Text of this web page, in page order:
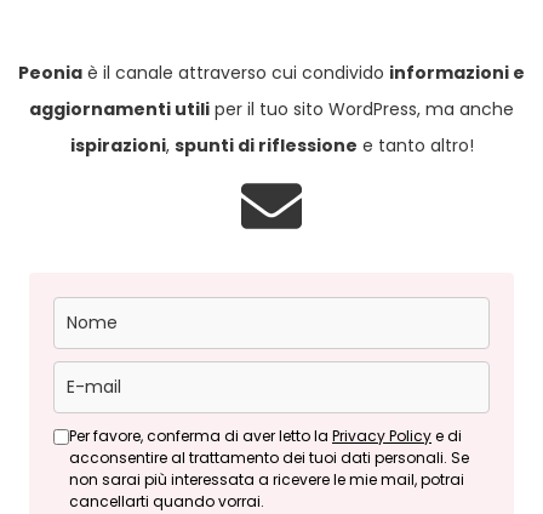
Peonia è il canale attraverso cui condivido informazioni e
aggiornamenti utili per il tuo sito WordPress, ma anche
ispirazioni, spunti di riflessione e tanto altro!
Per favore, conferma di aver letto la Privacy Policye di
acconsentire al trattamento dei tuoi dati personali. Se
non sarai più interessata a ricevere le mie mail, potrai
cancellarti quando vorrai.